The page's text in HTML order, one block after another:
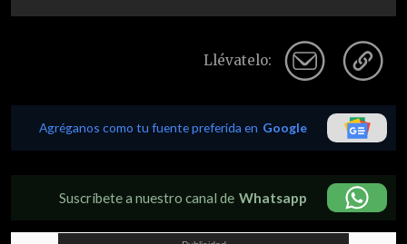
Llévatelo:
Agréganos como tu fuente preferida en Google
Suscríbete a nuestro canal de Whatsapp